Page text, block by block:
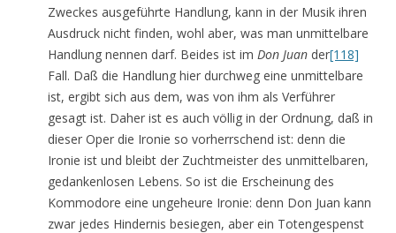
Zweckes ausgeführte Handlung, kann in der Musik ihren
Ausdruck nicht finden, wohl aber, was man unmittelbare
Handlung nennen darf. Beides ist im Don Juan der[118]
Fall. Daß die Handlung hier durchweg eine unmittelbare
ist, ergibt sich aus dem, was von ihm als Verführer
gesagt ist. Daher ist es auch völlig in der Ordnung, daß in
dieser Oper die Ironie so vorherrschend ist: denn die
Ironie ist und bleibt der Zuchtmeister des unmittelbaren,
gedankenlosen Lebens. So ist die Erscheinung des
Kommodore eine ungeheure Ironie: denn Don Juan kann
zwar jedes Hindernis besiegen, aber ein Totengespenst